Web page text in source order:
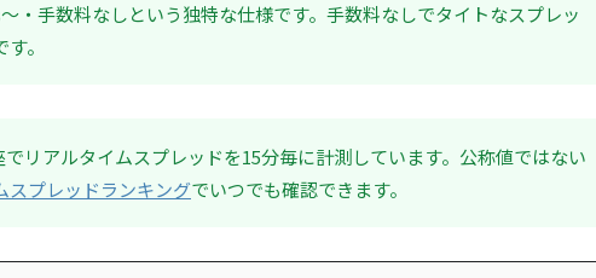
・手数料なしという独特な仕様です。手数料なしでタイトなスプレッ
。
リアルタイムスプレッドを15分毎に計測しています。公称値ではない
スプレッドランキングでいつでも確認できます。